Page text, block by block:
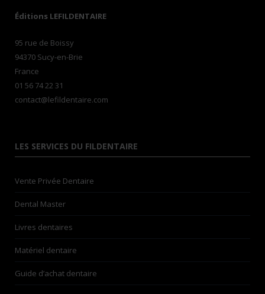
Éditions LEFILDENTAIRE
95 rue de Boissy
94370 Sucy-en-Brie
France
01 56 74 22 31
contact@lefildentaire.com
LES SERVICES DU FILDENTAIRE
Vente Privée Dentaire
Dental Master
Livres dentaires
Matériel dentaire
Guide d’achat dentaire